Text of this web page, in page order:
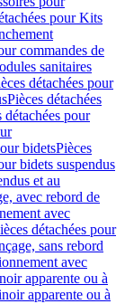
pour Kits
commandes de
sanitaires
détachées pour
Pièces détachées
détachées pour
bidetsPièces
bidets suspendus
et au
avec rebord de
avec
détachées pour
sans rebord
avec
apparente ou à
apparente ou à